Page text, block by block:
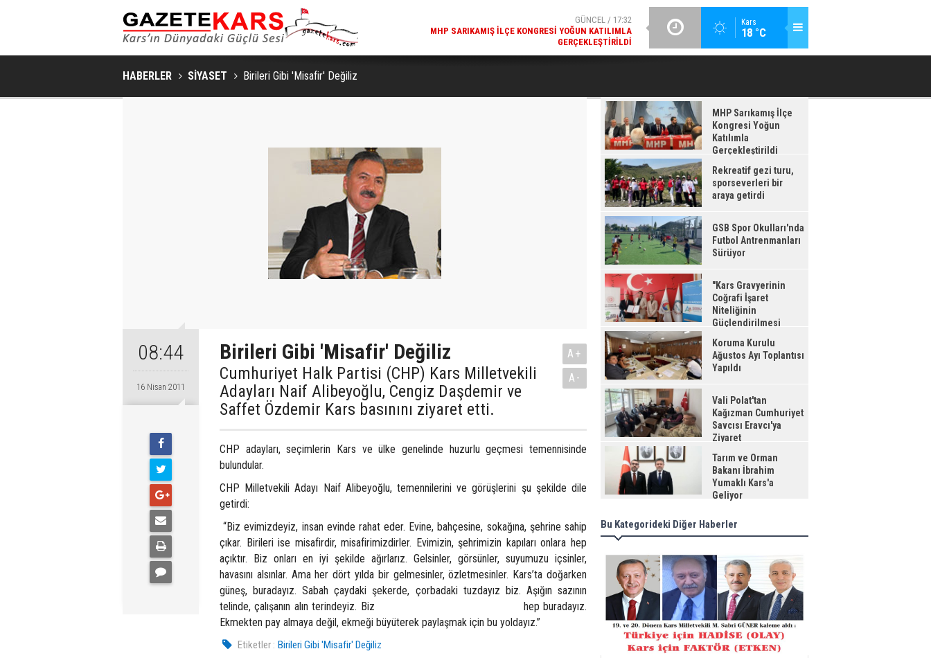
Kars
18 °C
GÜNCEL / 17:08
REKREATIF GEZI TURU, SPORSEVERLERI BIR ARAYA GETIRDI
GSB SPOR OKULLARI'NDA FUTBOL ANTRENMANLARI SÜRÜYOR
HABERLER SİYASET Birileri Gibi 'Misafir' Değiliz
08:44
16 Nisan 2011
Birileri Gibi 'Misafir' Değiliz
Cumhuriyet Halk Partisi (CHP) Kars Milletvekili
Adayları Naif Alibeyoğlu, Cengiz Daşdemir ve
Saffet Özdemir Kars basınını ziyaret etti.
A+
A-
CHP adayları, seçimlerin Kars ve ülke genelinde huzurlu geçmesi temennisinde
bulundular.
CHP Milletvekili Adayı Naif Alibeyoğlu, temennilerini ve görüşlerini şu şekilde dile
getirdi:
“Biz evimizdeyiz, insan evinde rahat eder. Evine, bahçesine, sokağına, şehrine sahip
çıkar. Birileri ise misafirdir, misafirimizdirler. Evimizin, şehrimizin kapıları onlara hep
açıktır. Biz onları en iyi şekilde ağırlarız. Gelsinler, görsünler, suyumuzu içsinler,
havasını alsınlar. Ama her dört yılda bir gelmesinler, özletmesinler. Kars’ta doğarken
güneş, buradayız. Sabah çaydaki şekerde, çorbadaki tuzdayız biz. Aşığın sazının
telinde, çalışanın alın terindeyiz. Biz hep buradayız.
Ekmekten pay almaya değil, ekmeği büyüterek paylaşmak için bu yoldayız.”
Etiketler : Birileri Gibi 'Misafir' Değiliz
MHP Sarıkamış İlçe
Kongresi Yoğun
Katılımla
Gerçekleştirildi
Rekreatif gezi turu,
sporseverleri bir
araya getirdi
GSB Spor Okulları'nda
Futbol Antrenmanları
Sürüyor
"Kars Gravyerinin
Coğrafi İşaret
Niteliğinin
Güçlendirilmesi
Projesi"
Koruma Kurulu
Ağustos Ayı Toplantısı
Yapıldı
Vali Polat'tan
Kağızman Cumhuriyet
Savcısı Eravcı'ya
Ziyaret
Tarım ve Orman
Bakanı İbrahim
Yumaklı Kars'a
Geliyor
Bu Kategorideki Diğer Haberler